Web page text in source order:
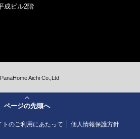
成ビル2階
PanaHome Aichi Co.,Ltd
ページの先頭へ
トのご利用にあたって 個人情報保護方針